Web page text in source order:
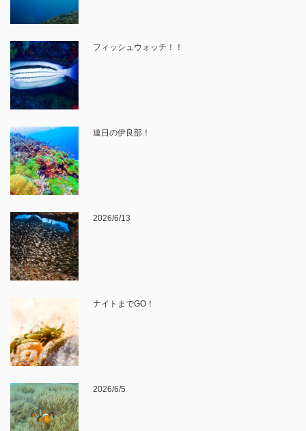
フィッシュウォッチ！！
連日の伊良部！
2026/6/13
ナイトまでGO！
2026/6/5